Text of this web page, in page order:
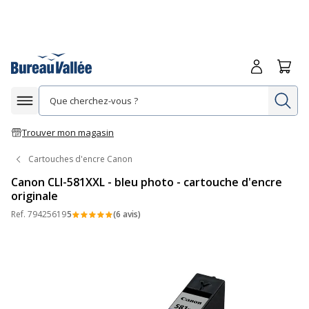
Afficher la navigation
Trouver mon magasin
Me
Cartouches d'encre Canon
Canon CLI-581XXL - bleu photo - cartouche d'encre
originale
Ref. 794256195 (6 avis)